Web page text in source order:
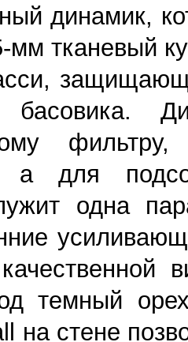
динамик,
мм тканевый
а для
одна
темный
на стене